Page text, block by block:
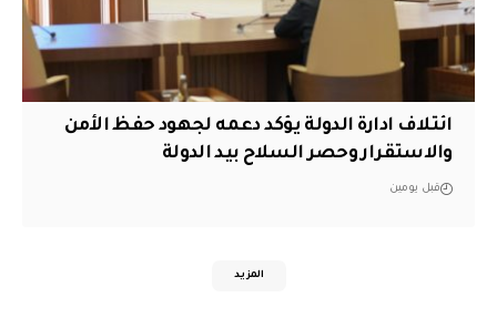
ائتلاف ادارة الدولة يؤكد دعمه لجهود حفظ الأمن
والاستقرار وحصر السلاح بيد الدولة
قبل يومين
المزيد